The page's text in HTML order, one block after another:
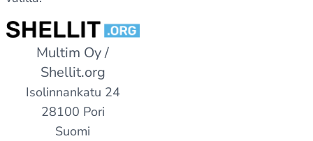
Multim Oy /
Shellit.org
Isolinnankatu 24
28100 Pori
Suomi